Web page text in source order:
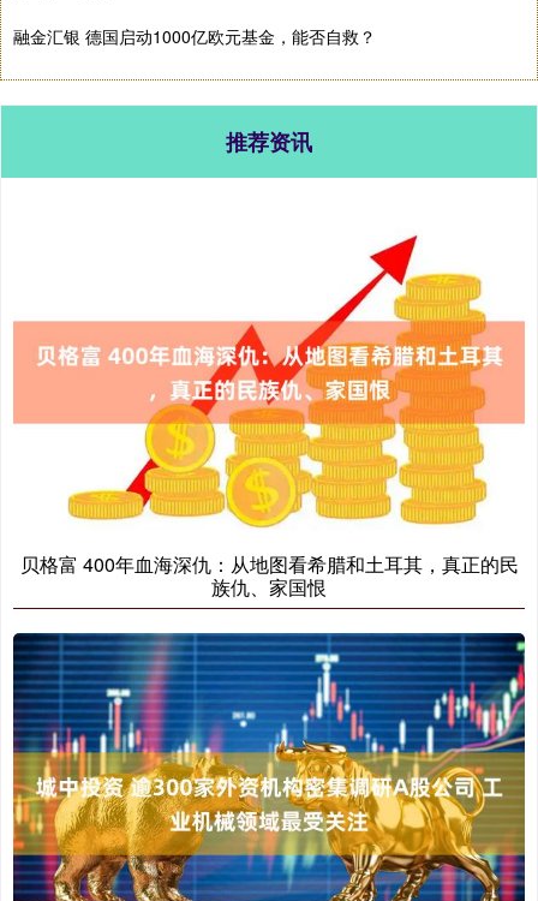
融金汇银 德国启动1000亿欧元基金，能否自救？
推荐资讯
贝格富 400年血海深仇：从地图看希腊和土耳其，真正的民
族仇、家国恨